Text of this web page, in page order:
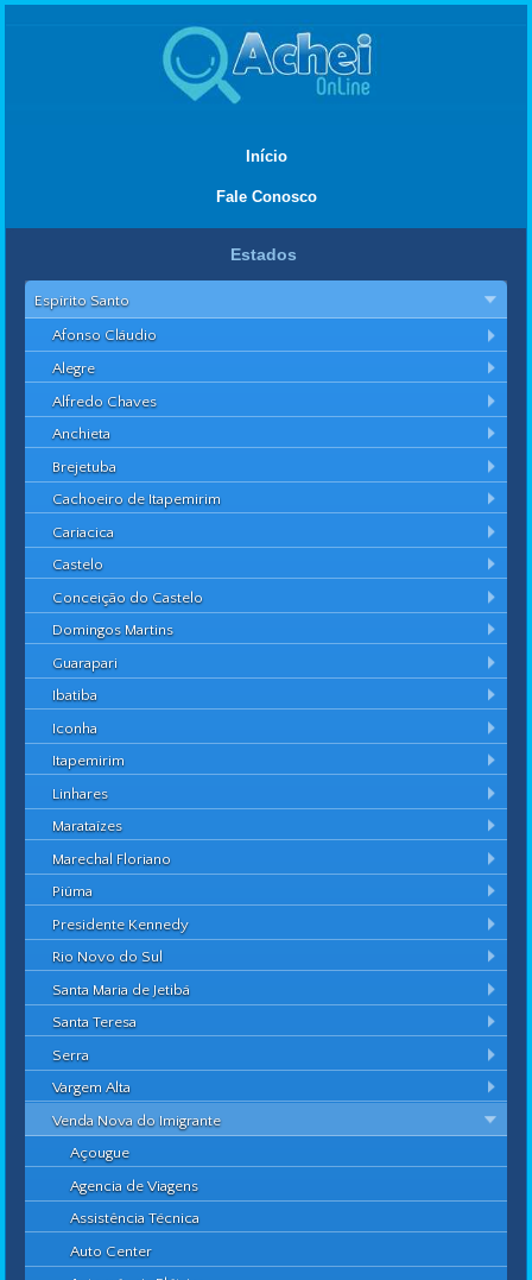
Início
Fale Conosco
Estados
Espírito Santo
Afonso Cláudio
Alegre
Alfredo Chaves
Anchieta
Brejetuba
Cachoeiro de Itapemirim
Cariacica
Castelo
Conceição do Castelo
Domingos Martins
Guarapari
Ibatiba
Iconha
Itapemirim
Linhares
Marataízes
Marechal Floriano
Piúma
Presidente Kennedy
Rio Novo do Sul
Santa Maria de Jetibá
Santa Teresa
Serra
Vargem Alta
Venda Nova do Imigrante
Açougue
Agencia de Viagens
Assistência Técnica
Auto Center